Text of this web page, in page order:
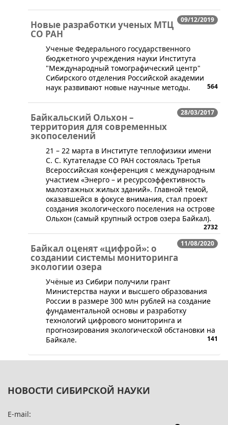
09/12/2019
Новые разработки ученых МТЦ
СО РАН
Ученые Федерального государственного
бюджетного учреждения науки Института
"Международный томографический центр"
Сибирского отделения Российской академии
наук развивают новые научные методы.
564
28/03/2017
Байкальский Ольхон –
территория для современных
экопоселений
21 – 22 марта в Институте теплофизики имени
С. С. Кутателадзе СО РАН состоялась Третья
Всероссийская конференция с международным
участием «​Энерго – и ресурсоэффективность
малоэтажных жилых зданий». Главной темой,
оказавшейся в фокусе внимания, стал проект
создания экологического поселения на острове
Ольхон (самый крупный остров озера Байкал).
2732
11/08/2020
Байкал оценят «цифрой»: о
создании системы мониторинга
экологии озера
​​Учёные из Сибири получили грант
Министерства науки и высшего образования
России в размере 300 млн рублей на создание
фундаментальной основы и разработку
технологий цифрового мониторинга и
прогнозирования экологической обстановки на
Байкале.
141
НОВОСТИ СИБИРСКОЙ НАУКИ
E-mail: